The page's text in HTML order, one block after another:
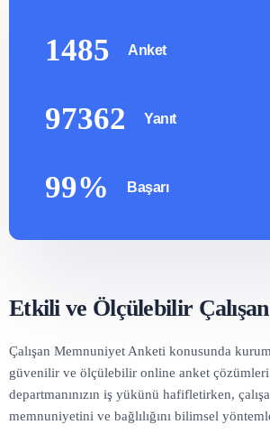
1485 Anket
97362 Yanıt
99% Başarı
Etkili ve Ölçülebilir
Çalışan Memnuniyet Anketi konusunda
güvenilir ve ölçülebilir online anket
departmanınızın iş yükünü hafifletirken,
memnuniyetini ve bağlılığını bilimsel